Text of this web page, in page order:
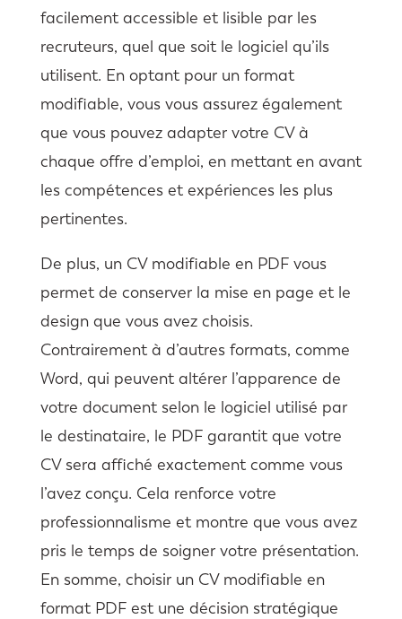
facilement accessible et lisible par les
recruteurs, quel que soit le logiciel qu’ils
utilisent. En optant pour un format
modifiable, vous vous assurez également
que vous pouvez adapter votre CV à
chaque offre d’emploi, en mettant en avant
les compétences et expériences les plus
pertinentes.
De plus, un CV modifiable en PDF vous
permet de conserver la mise en page et le
design que vous avez choisis.
Contrairement à d’autres formats, comme
Word, qui peuvent altérer l’apparence de
votre document selon le logiciel utilisé par
le destinataire, le PDF garantit que votre
CV sera affiché exactement comme vous
l’avez conçu. Cela renforce votre
professionnalisme et montre que vous avez
pris le temps de soigner votre présentation.
En somme, choisir un CV modifiable en
format PDF est une décision stratégique